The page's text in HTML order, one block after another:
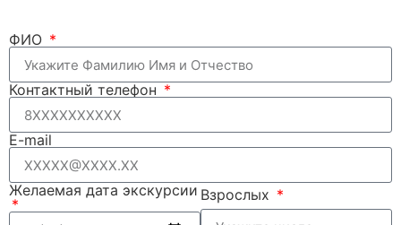
ФИО
Контактный телефон
E-mail
Желаемая дата экскурсии Взрослых